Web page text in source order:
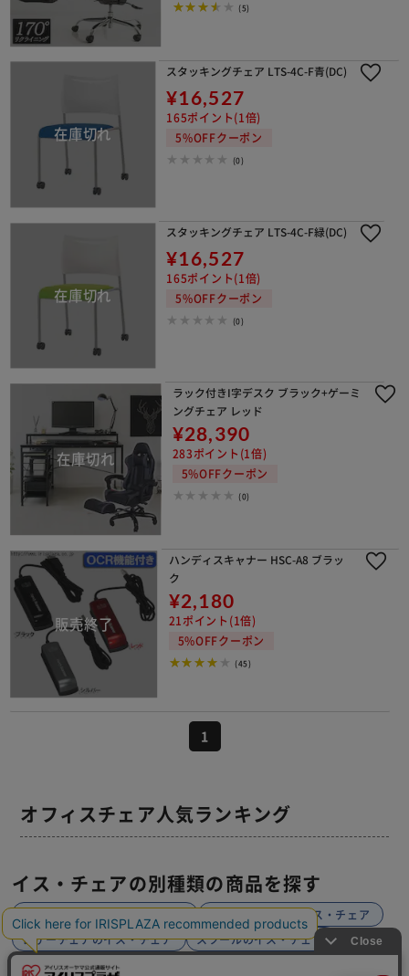
(5)
スタッキングチェア LTS-4C-F青(DC)
¥16,527
165ポイント(1倍)
5%OFFクーポン
(0)
スタッキングチェア LTS-4C-F緑(DC)
¥16,527
165ポイント(1倍)
5%OFFクーポン
(0)
ラック付きI字デスク ブラック+ゲーミ
ングチェア レッド
¥28,390
283ポイント(1倍)
5%OFFクーポン
(0)
ハンディスキャナー HSC-A8 ブラッ
ク
¥2,180
21ポイント(1倍)
5%OFFクーポン
(45)
1
オフィスチェア人気ランキング
イス・チェアの別種類の商品を探す
メッシュチェアのイス・チェア
レザーチェアのイス・チェア
スツールのイス・チェア
パーソナルチェアのイス・チェア